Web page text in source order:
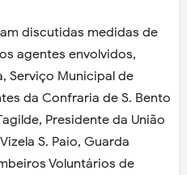
discutidas medidas de
agentes envolvidos,
Serviço Municipal de
da Confraria de S. Bento
Presidente da União
S. Paio, Guarda
Voluntários de